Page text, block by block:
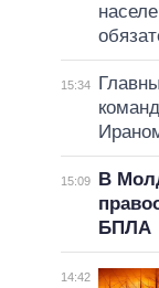
15:34
15:09
В
БПЛА
14:42